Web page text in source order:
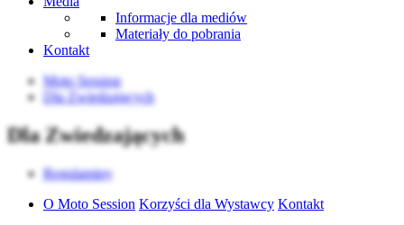
Informacje dla mediów
Materiały do pobrania
Kontakt
Moto Session
Dla Zwiedzających
Dla Zwiedzających
Regulaminy
O Moto Session Korzyści dla Wystawcy Kontakt